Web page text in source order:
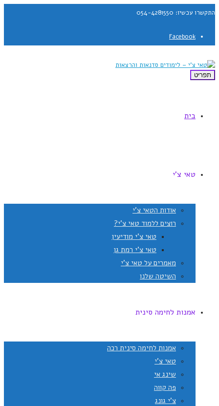
התקשרו עכשיו: 054-4281550
Facebook
תפריט
בית
טאי צ'י
אודות הטאי צ'י
רוצים ללמוד טאי צ'י?
טאי צ'י מודיעין
טאי צ'י רמת גן
מאמרים על טאי צ'י
השיטה שלנו
אמנות לחימה סינית
אמנות לחימה סינית רכה
טאי צ'י
שינג אי
פה קווה
צ'י גונג